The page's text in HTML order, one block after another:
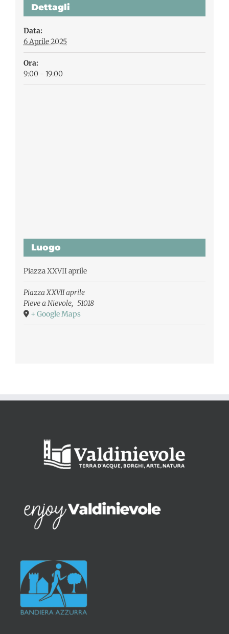
Dettagli
Data:
6 Aprile 2025
Ora:
9:00 - 19:00
Luogo
Piazza XXVII aprile
Piazza XXVII aprile
Pieve a Nievole, 51018
+ Google Maps